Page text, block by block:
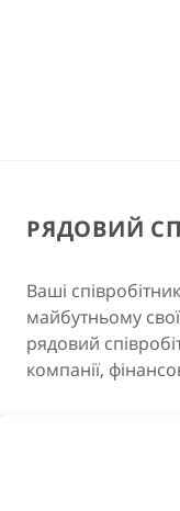
РЯДОВИЙ
Ваші
майбутньому
рядовий
компанії,